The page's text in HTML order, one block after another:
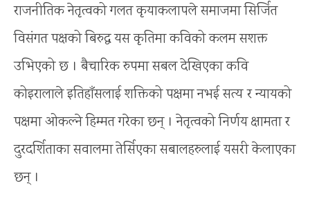
राजनीतिक नेतृत्वको गलत कृयाकलापले समाजमा सिर्जित
विसंगत पक्षको बिरुद्ध यस कृतिमा कविको कलम सशक्त
उभिएको छ । बैचारिक रुपमा सबल देखिएका कवि
कोइरालाले इतिहाँसलाई शक्तिको पक्षमा नभई सत्य र न्यायको
पक्षमा ओकल्ने हिम्मत गरेका छन् । नेतृत्वको निर्णय क्षामता र
दुरदर्शिताका सवालमा तेर्सिएका सबालहरुलाई यसरी केलाएका
छन् ।